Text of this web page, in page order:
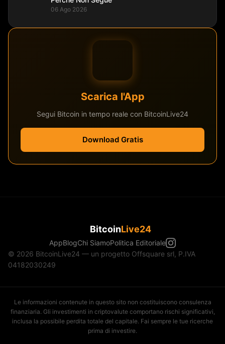
06 Ago 2026
Scarica l'App
Segui Bitcoin in tempo reale con BitcoinLive24
Download Gratis
BitcoinLive24
AppBlogChi SiamoPolitica Editoriale
© 2026 BitcoinLive24 — un progetto Offsquare srl, P.IVA
04182030249
Le informazioni contenute in questo sito non costituiscono consulenza
finanziaria. Gli investimenti in criptovalute comportano rischi significativi,
inclusa la possibile perdita totale del capitale. Fai sempre le tue ricerche
prima di investire.